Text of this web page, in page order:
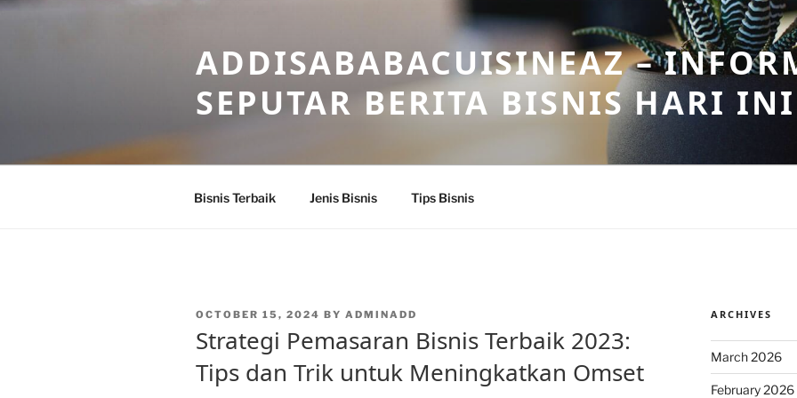
Skip
ADDISABABACUISINEAZ –
SEPUTAR BERITA BISNIS HARI INI
Bisnis Terbaik Jenis Bisnis Tips Bisnis
POSTED
OCTOBER 15, 2024 BY ADMINADD
Strategi Pemasaran Bisnis Terbaik 2023:
Tips dan Trik untuk Meningkatkan Omset
ARCHIVES
March 2026
February 2026